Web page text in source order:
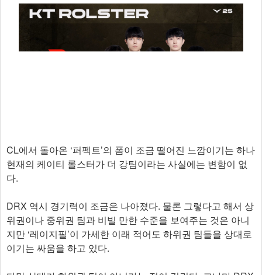
CL에서 돌아온 ‘퍼펙트’의 폼이 조금 떨어진 느깜이기는 하나
현재의 케이티 롤스터가 더 강팀이라는 사실에는 변함이 없
다.
DRX 역시 경기력이 조금은 나아졌다. 물론 그렇다고 해서 상
위권이나 중위권 팀과 비빌 만한 수준을 보여주는 것은 아니
지만 ‘레이지필’이 가세한 이래 적어도 하위권 팀들을 상대로
이기는 싸움을 하고 있다.